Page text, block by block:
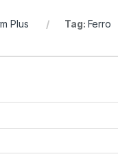
Plus Tag: Ferro